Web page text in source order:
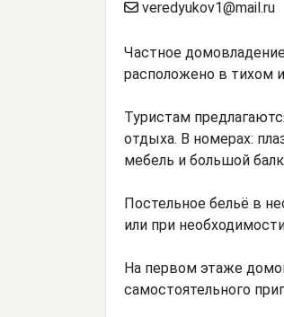
veredyukov1@mail.ru
Частное
расположено в тихом
Туристам
отдыха. В номерах:
мебель и большой
Постельное бельё в
или при
На первом этаже
самостоятельного